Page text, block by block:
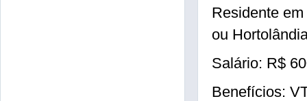
Residente
ou
Salário: R$
Benefícios: